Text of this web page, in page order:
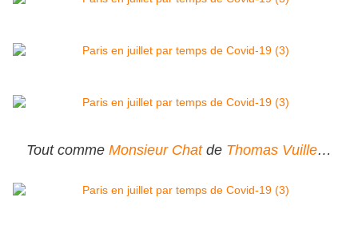
Tout comme Monsieur Chatde Thomas Vuille…